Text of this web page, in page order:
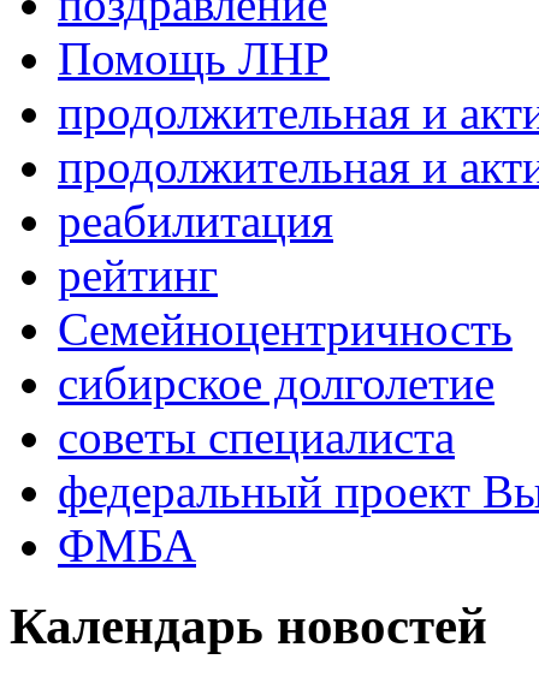
Помощь ЛНР
продолжительная и
продолжительная и
реабилитация
рейтинг
Семейноцентричность
сибирское долголетие
советы специалиста
федеральный проект
ФМБА
Календарь новостей